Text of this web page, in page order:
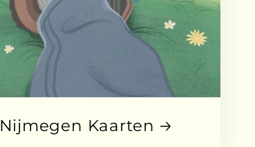
Nijmegen Kaarten